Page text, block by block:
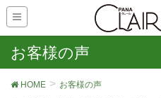
お客様の声
HOME
お客様の声